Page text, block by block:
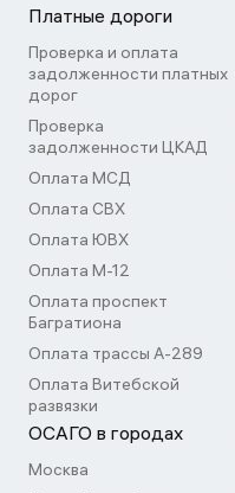
Платные дороги
Проверка и оплата
задолженности платных
дорог
Проверка
задолженности ЦКАД
Оплата МСД
Оплата СВХ
Оплата ЮВХ
Оплата М-12
Оплата проспект
Багратиона
Оплата трассы А-289
Оплата Витебской
развязки
ОСАГО в городах
Москва